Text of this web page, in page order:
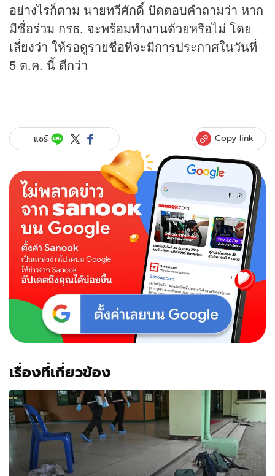
อย่างไรก็ตาม นายทวีศักดิ์ ปัดตอบคำถามว่า หาก
มีชื่อร่วม กรธ. จะพร้อมทำงานด้วยหรือไม่ โดย
เลี่ยงว่า ให้รอดูรายชื่อที่จะมีการประกาศในวันที่
5 ต.ค. นี้ ดีกว่า
แชร์ Copy link
เรื่องที่เกี่ยวข้อง